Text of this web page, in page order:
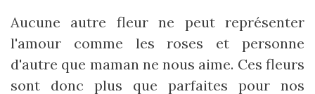
Aucune autre fleur ne peut représenter
l'amour comme les roses et personne
d'autre que maman ne nous aime. Ces fleurs
sont donc plus que parfaites pour nos